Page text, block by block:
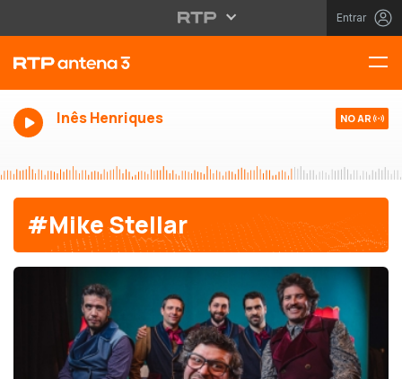
Entrar
Inês Henriques NO AR
#Mike Stellar